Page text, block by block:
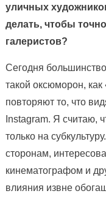
уличных
делать, чтобы
галеристов?
Сегодня
такой оксюморон,
повторяют то, что
Instagram. Я считаю,
только на
сторонам,
кинематографом и
влияния извне